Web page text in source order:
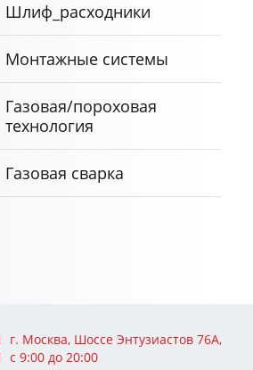
Шлиф_расходники
Монтажные системы
Газовая/пороховая
технология
Газовая сварка
г. Москва, Шоссе Энтузиастов 76А,
с 9:00 до 20:00